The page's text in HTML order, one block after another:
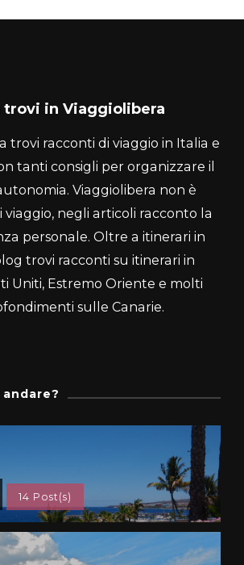
trovi in Viaggiolibera
trovi racconti di viaggio in Italia e
tanti consigli per organizzare il
Viaggiolibera non è
viaggio, negli articoli racconto la
personale. Oltre a itinerari in
trovi racconti su itinerari in
Uniti, Estremo Oriente e molti
sulle Canarie.
14 Post(s)